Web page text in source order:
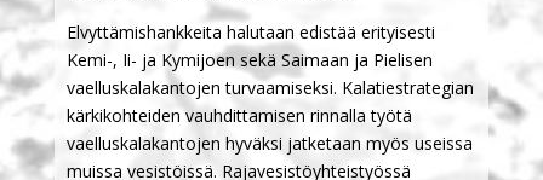
Elvyttämishankkeita halutaan edistää erityisesti
Kemi-, Ii- ja Kymijoen sekä Saimaan ja Pielisen
vaelluskalakantojen turvaamiseksi. Kalatiestrategian
kärkikohteiden vauhdittamisen rinnalla työtä
vaelluskalakantojen hyväksi jatketaan myös useissa
muissa vesistöissä. Rajavesistöyhteistyössä